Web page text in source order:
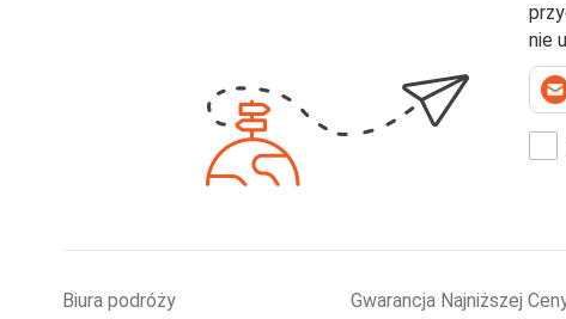
nie
Biura podróży
Gwarancja Najniższej